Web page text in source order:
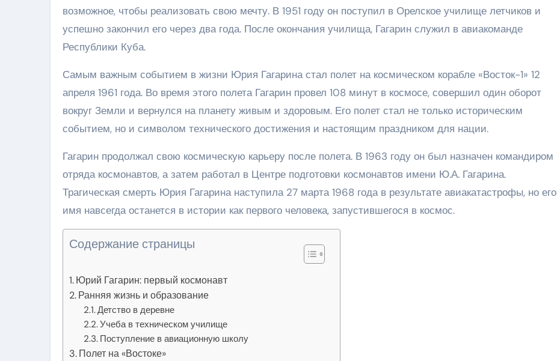
возможное, чтобы реализовать свою мечту. В 1951 году он поступил в Орелское училище летчиков и
успешно закончил его через два года. После окончания училища, Гагарин служил в авиакоманде
Республики Куба.
Самым важным событием в жизни Юрия Гагарина стал полет на космическом корабле «Восток-1» 12
апреля 1961 года. Во время этого полета Гагарин провел 108 минут в космосе, совершил один оборот
вокруг Земли и вернулся на планету живым и здоровым. Его полет стал не только историческим
событием, но и символом технического достижения и настоящим праздником для нации.
Гагарин продолжал свою космическую карьеру после полета. В 1963 году он был назначен командиром
отряда космонавтов, а затем работал в Центре подготовки космонавтов имени Ю.А. Гагарина.
Трагическая смерть Юрия Гагарина наступила 27 марта 1968 года в результате авиакатастрофы, но его
имя навсегда останется в истории как первого человека, запустившегося в космос.
Содержание страницы
Юрий Гагарин: первый космонавт
Ранняя жизнь и образование
Детство в деревне
Учеба в техническом училище
Поступление в авиационную школу
Полет на «Востоке»